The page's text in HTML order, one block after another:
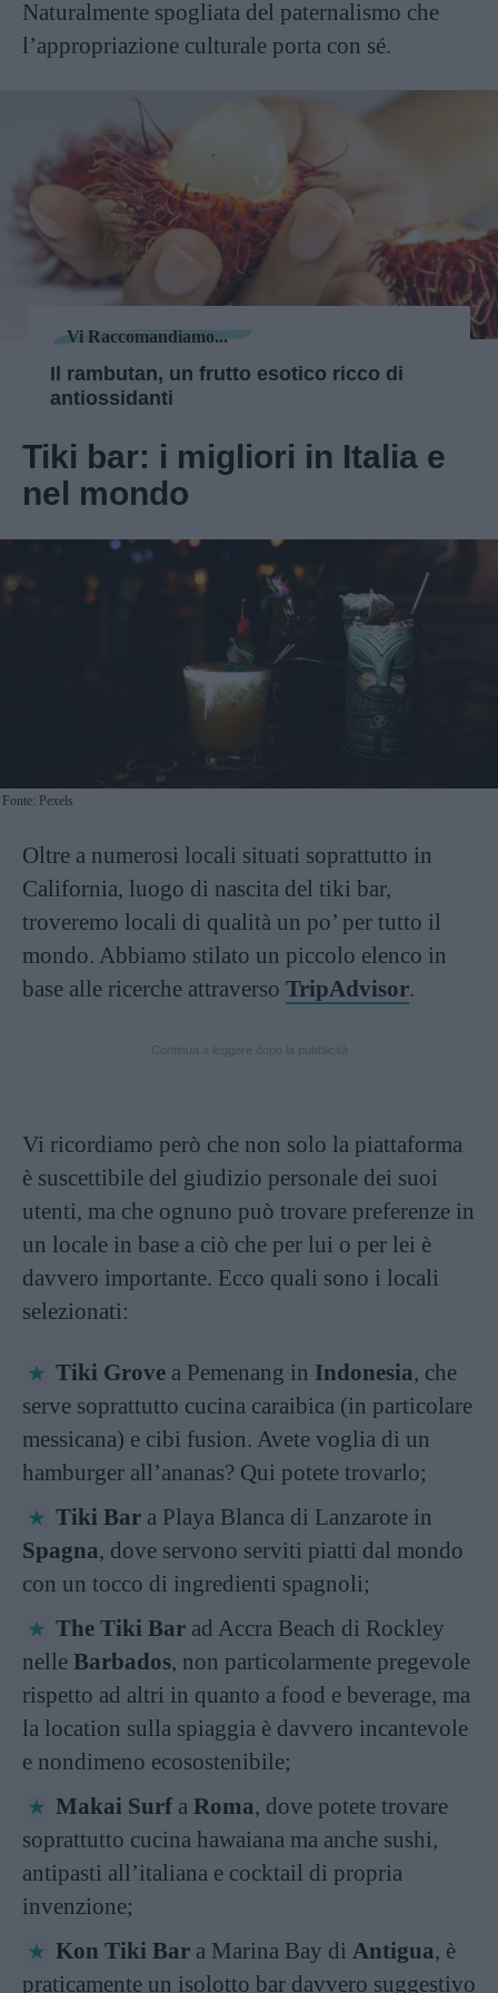
Naturalmente spogliata del paternalismo che
l’appropriazione culturale porta con sé.
Vi Raccomandiamo...
Il rambutan, un frutto esotico ricco di
antiossidanti
Tiki bar: i migliori in Italia e
nel mondo
Fonte: Pexels
Oltre a numerosi locali situati soprattutto in
California, luogo di nascita del tiki bar,
troveremo locali di qualità un po’ per tutto il
mondo. Abbiamo stilato un piccolo elenco in
base alle ricerche attraverso TripAdvisor.
Vi ricordiamo però che non solo la piattaforma
è suscettibile del giudizio personale dei suoi
utenti, ma che ognuno può trovare preferenze in
un locale in base a ciò che per lui o per lei è
davvero importante. Ecco quali sono i locali
selezionati:
Tiki Grove a Pemenang in Indonesia, che
serve soprattutto cucina caraibica (in particolare
messicana) e cibi fusion. Avete voglia di un
hamburger all’ananas? Qui potete trovarlo;
Tiki Bar a Playa Blanca di Lanzarote in
Spagna, dove servono serviti piatti dal mondo
con un tocco di ingredienti spagnoli;
The Tiki Bar ad Accra Beach di Rockley
nelle Barbados, non particolarmente pregevole
rispetto ad altri in quanto a food e beverage, ma
la location sulla spiaggia è davvero incantevole
e nondimeno ecosostenibile;
Makai Surf a Roma, dove potete trovare
soprattutto cucina hawaiana ma anche sushi,
antipasti all’italiana e cocktail di propria
invenzione;
Kon Tiki Bar a Marina Bay di Antigua, è
praticamente un isolotto bar davvero suggestivo